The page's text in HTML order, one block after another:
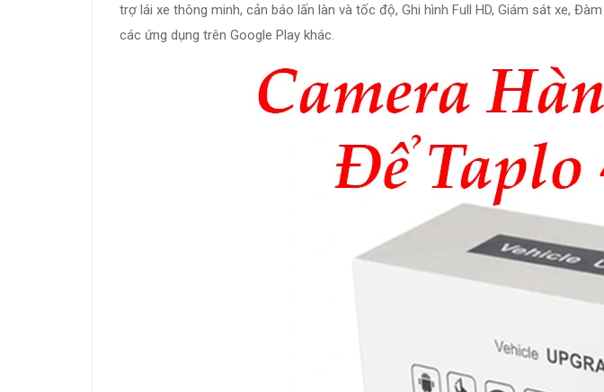
trợ lái xe thông minh, cản báo lấn làn và tốc độ, Ghi hình Full HD, Giám sát xe,
các ứng dụng trên Google Play khác.